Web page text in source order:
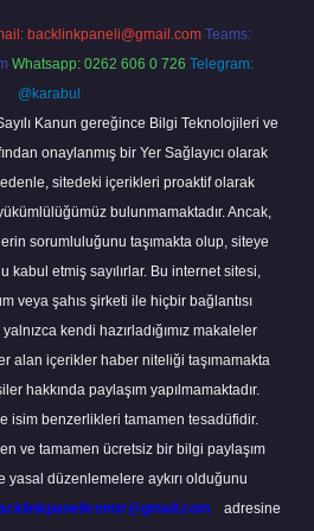
backlinkpaneli@gmail.com Teams:
Whatsapp: 0262 606 0 726 Telegram:
@karabul
Kanun gereğince Bilgi Teknolojileri ve
onaylanmış bir Yer Sağlayıcı olarak
sitedeki içerikleri proaktif olarak
bulunmamaktadır. Ancak,
sorumluluğunu taşımakta olup, siteye
kabul etmiş sayılırlar. Bu internet sitesi,
veya şahıs şirketi ile hiçbir bağlantısı
kendi hazırladığımız makaleler
alan içerikler haber niteliği taşımamakta
hakkında paylaşım yapılmamaktadır.
isim benzerlikleri tamamen tesadüfidir.
ve tamamen ücretsiz bir bilgi paylaşım
yasal düzenlemelere aykırı olduğunu
adresine